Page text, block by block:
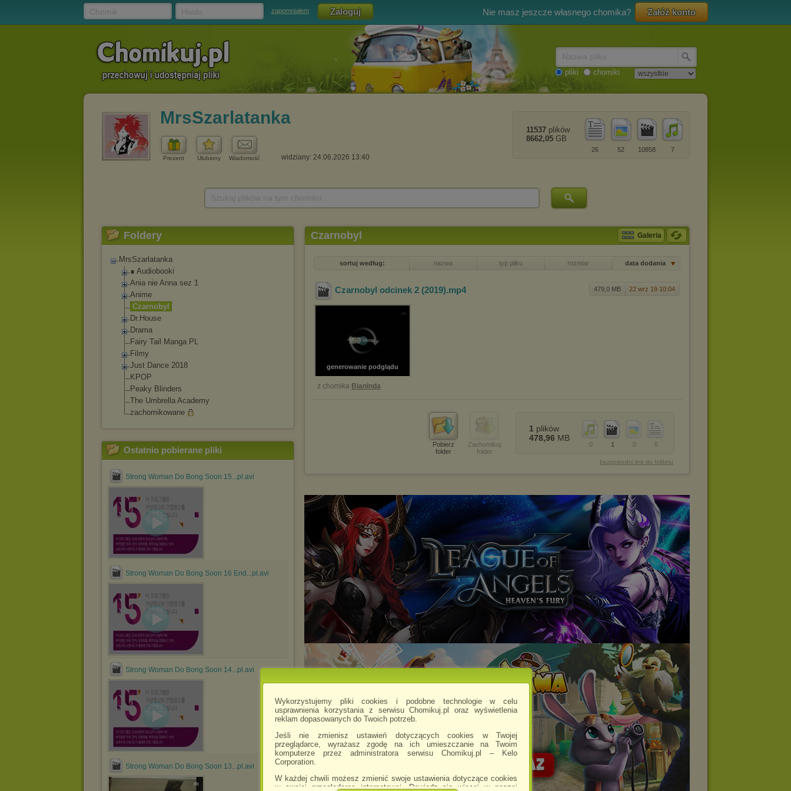
Wykorzystujemy pliki cookies i podobne technologie w celu
usprawnienia korzystania z serwisu Chomikuj.pl oraz wyświetlenia
reklam dopasowanych do Twoich potrzeb.
Jeśli nie zmienisz ustawień dotyczących cookies w Twojej
przeglądarce, wyrażasz zgodę na ich umieszczanie na Twoim
komputerze przez administratora serwisu Chomikuj.pl – Kelo
Corporation.
W każdej chwili możesz zmienić swoje ustawienia dotyczące cookies
w swojej przeglądarce internetowej. Dowiedz się więcej w naszej
zapomniałem Nie masz jeszcze własnego chomika? Załóż konto
pliki chomiki
MrsSzarlatanka
Prezent Ulubiony Wiadomość widziany: 24.06.2026 13:40
7
10858
52
26
11537 plików
8662,05 GB
Foldery
MrsSzarlatanka
∎ Audiobooki
Ania nie Anna sez 1
Anime
Czarnobyl
Dr.House
Drama
Fairy Tail Manga PL
Filmy
Just Dance 2018
KPOP
Peaky Blinders
The Umbrella Academy
zachomikowane
Ostatnio pobierane pliki
Strong Woman Do Bong Soon 15...pl.avi
Strong Woman Do Bong Soon 16 End...pl.avi
Strong Woman Do Bong Soon 14...pl.avi
Strong Woman Do Bong Soon 13...pl.avi
Czarnobyl Galeria
sortuj według: nazwa typ pliku rozmiar data dodania
479,0 MB 22 wrz 19 10:04
Czarnobyl odcinek 2 (2019).mp4
generowanie podglądu
z chomika Bianinda
Pobierz
folder
Zachomikuj
folder
0
0
1
0
1 plików
478,96 MB
bezpośredni link do folderu